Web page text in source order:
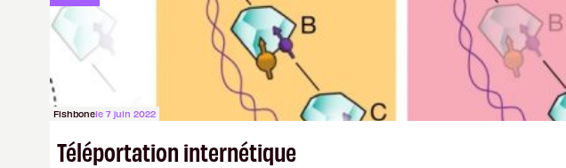
Fishbonele 7 juin 2022
Téléportation internétique